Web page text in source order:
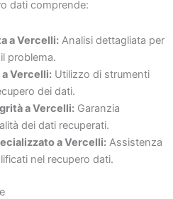
dati comprende:
a Vercelli:Analisi dettagliata per
problema.
Vercelli:Utilizzo di strumenti
dei dati.
a Vercelli:Garanzia
dei dati recuperati.
a Vercelli:Assistenza
nel recupero dati.